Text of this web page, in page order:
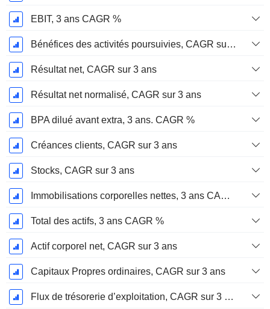
EBIT, 3 ans CAGR %
Bénéfices des activités poursuivies, CAGR sur 3 ans
Résultat net, CAGR sur 3 ans
Résultat net normalisé, CAGR sur 3 ans
BPA dilué avant extra, 3 ans. CAGR %
Créances clients, CAGR sur 3 ans
Stocks, CAGR sur 3 ans
Immobilisations corporelles nettes, 3 ans CAGR %
Total des actifs, 3 ans CAGR %
Actif corporel net, CAGR sur 3 ans
Capitaux Propres ordinaires, CAGR sur 3 ans
Flux de trésorerie d’exploitation, CAGR sur 3 ans